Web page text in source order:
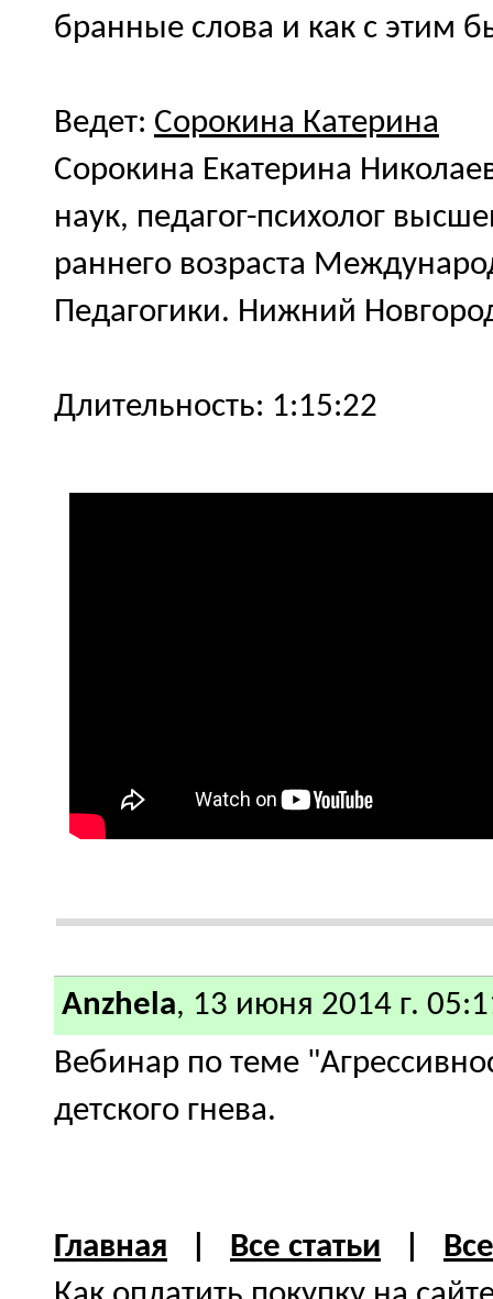
бранные слова и как с этим
Ведет: Сорокина Катерина
Сорокина Екатерина
наук, педагог-психолог
раннего возраста
Педагогики. Нижний
Длительность: 1:15:22
Anzhela, 13 июня 2014 г.
Вебинар по теме
детского гнева.
Главная Все статьи